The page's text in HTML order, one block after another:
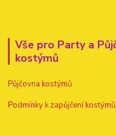
Vše pro Party a
kostýmů
Půjčovna kostýmů
Podmínky k zapůjčení kostýmů